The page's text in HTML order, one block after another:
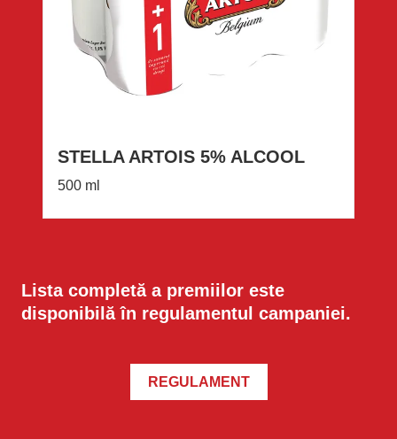
STELLA ARTOIS 5% ALCOOL
500 ml
Lista completă a premiilor este
disponibilă în regulamentul campaniei.
REGULAMENT